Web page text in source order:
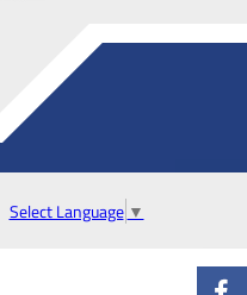
Select Language ▼